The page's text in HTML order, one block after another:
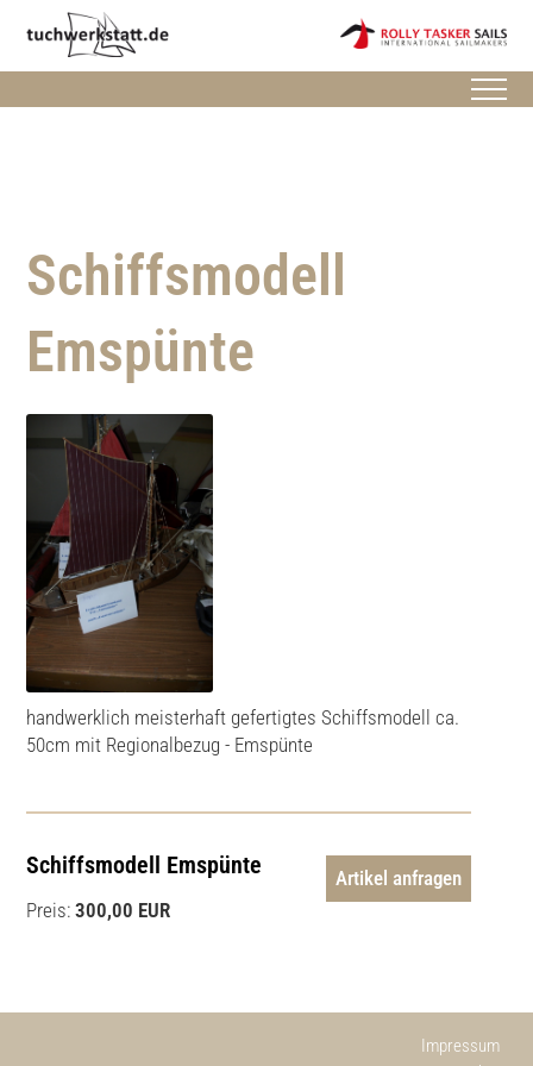
Schiffsmodell
Emspünte
handwerklich meisterhaft gefertigtes Schiffsmodell ca.
50cm mit Regionalbezug - Emspünte
Schiffsmodell Emspünte
Preis:300,00 EUR
Artikel anfragen
Impressum